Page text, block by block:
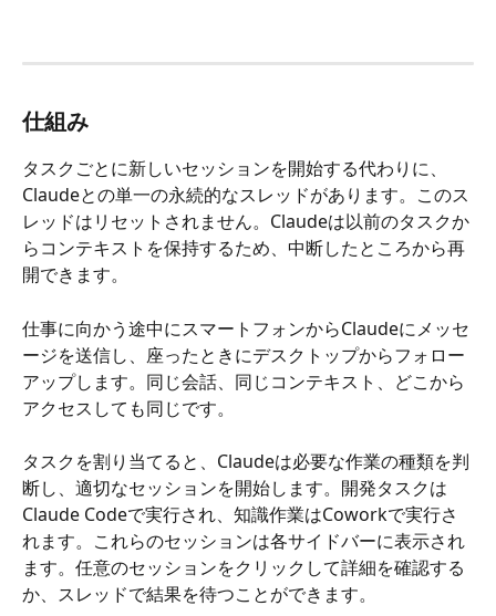
仕組み
タスクごとに新しいセッションを開始する代わりに、
Claudeとの単一の永続的なスレッドがあります。このス
レッドはリセットされません。Claudeは以前のタスクか
らコンテキストを保持するため、中断したところから再
開できます。
仕事に向かう途中にスマートフォンからClaudeにメッセ
ージを送信し、座ったときにデスクトップからフォロー
アップします。同じ会話、同じコンテキスト、どこから
アクセスしても同じです。
タスクを割り当てると、Claudeは必要な作業の種類を判
断し、適切なセッションを開始します。開発タスクは
Claude Codeで実行され、知識作業はCoworkで実行さ
れます。これらのセッションは各サイドバーに表示され
ます。任意のセッションをクリックして詳細を確認する
か、スレッドで結果を待つことができます。